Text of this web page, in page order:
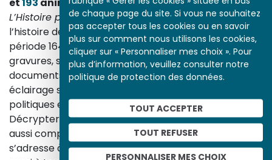
de chaque page du site. Si vous ne souhaitez
pas accepter tous les cookies ou en savoir
plus sur comment nous utilisons les cookies,
cliquer sur « Personnaliser mes choix ». Pour
plus d’information, veuillez consulter notre
politique de protection des données.
TOUT ACCEPTER
TOUT REFUSER
PERSONNALISER MES CHOIX
et193 animations.
L’Histoire par l’imageexplore les événements de
l’histoire de France et les évolutions majeures de la
période 1643-1945. À travers des peintures, dessins,
gravures, sculptures, photographies, affiches,
documents d’archives, nos études proposent un
éclairage sur les réalités sociales, économiques,
politiques et culturelles d’une époque.
Décrypter les images et les événements d’hier, c’est
aussi comprendre ceux d’aujourd’hui. Un site qui
s’adresse à tous, famille, enseignants, élèves… mais